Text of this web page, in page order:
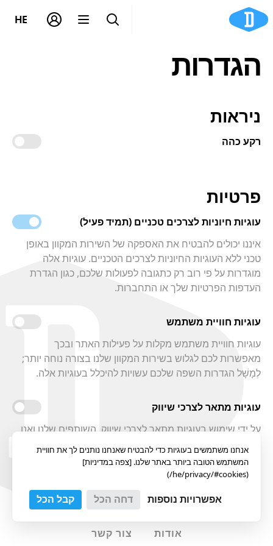
הגדרות
ניראות
רקע כהה
פרטיות
עוגיות חיוניות לצרכים טכניים (תמיד פעיל)
איננו יכולים להבטיח את האספקה של השירות המקוון באופן
טכני ללא העוגיות החיוניות לצרכים הטכניים. עוגיות אלה
מוגדרות על פי רוב רק כתגובה לפעולות שלכם, כגון הגדרת
העדפות הפרטיות שלך או התחברות.
עוגיות חוויית משתמש
עוגיות חוויית משתמש מקלות על פעילות האתר ובכך
מאפשרות לכם לגלוש בשירות המקוון שלנו בצורה נוחה יותר;
לְמָשָׁל הגדרות השפה שלכם עשויות להיכלל בעוגיות אלה.
עוגיות מתאר לצרכי שיווק
על ידי שימוש בעוגיות מתאר לצרכי שיווק, השותפים שלנו ואנו
יכולים להציע לכם הצעות המבוססות על תחומי העניין שלכם,
הנובעים מניתוח התנהגות המשתמש שלכם.
תורמים
צלמים
אודות
צור קשר
HE
אנחנו משתמשים בעוגיות כדי להבטיח שאנחנו נותנים לך את חוויית
המשתמש הטובה ביותר באתר שלנו. [צפה במדיניות]
(he/privacy/#cookies/)
אפשרויות נוספות דחה הכל קבל הכל